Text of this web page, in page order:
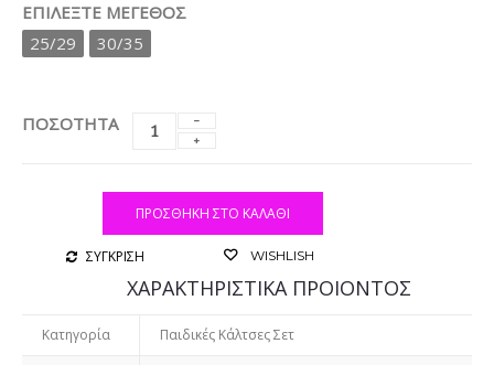
ΕΠΙΛΈΞΤΕ ΜΈΓΕΘΟΣ
25/29
30/35
ΠΟΣΟΤΗΤΑ
ΠΡΟΣΘΉΚΗ ΣΤΟ ΚΑΛΆΘΙ
ΣΥΓΚΡΙΣΗ WISHLISH
ΧΑΡΑΚΤΗΡΙΣΤΙΚΑ ΠΡΟΙΟΝΤΟΣ
Κατηγορία Παιδικές Κάλτσες Σετ